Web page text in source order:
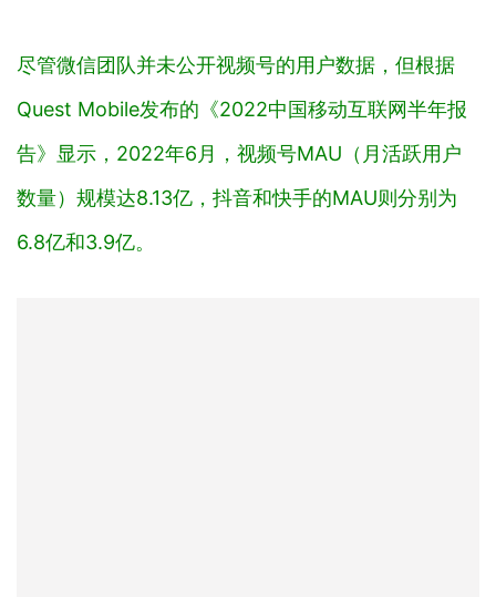
尽管微信团队并未公开视频号的用户数据，但根据
Quest Mobile发布的《2022中国移动互联网半年报
告》显示，2022年6月，视频号MAU（ 月活跃用户
数量）规模达8.13亿，抖音和快手的MAU则分别为
6.8亿和3.9亿。